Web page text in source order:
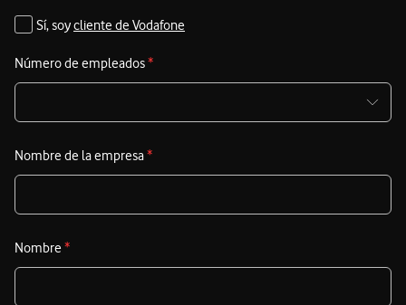
Sí, soycliente de Vodafone
Número de empleados*
Nombre de la empresa*
Nombre *